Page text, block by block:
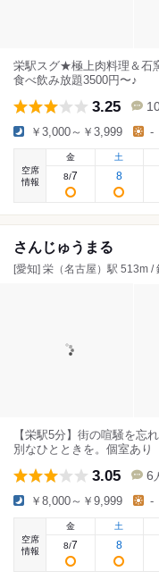
栄駅スグ★極上肉料理＆石
食べ飲み放題3500円〜♪
3.25
￥3,000～￥3,999 -
空席
情報
金
8/7
土
8
さんじゅうまる
[愛知] 栄（名古屋）駅 513m /
【栄駅5分】街の喧騒を忘
別なひとときを。個室あり
3.05 6
￥8,000～￥9,999 -
空席
情報
金
8/7
土
8